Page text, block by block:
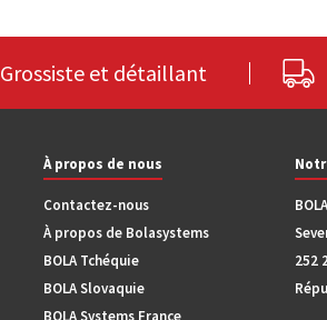
Grossiste et détaillant
À propos de nous
Contactez-nous
À propos de Bolasystems
BOLA Tchéquie
BOLA Slovaquie
BOLA Systems France
252